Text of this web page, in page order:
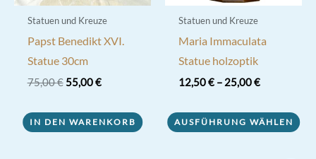
Statuen und Kreuze
Papst Benedikt XVI.
Statue 30cm
75,00€ Ursprünglicher
75,00 €
55,00€Aktueller
55,00 €.
IN DEN WARENKORB
Statuen und Kreuze
Maria Immaculata
Statue holzoptik
12,50€– 25,00€
AUSFÜHRUNG WÄHLEN
Produkt